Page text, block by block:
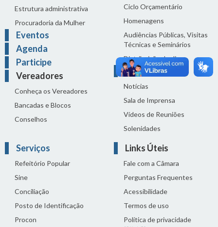
Estrutura administrativa
Procuradoria da Mulher
Eventos
Agenda
Participe
Vereadores
Conheça os Vereadores
Bancadas e Blocos
Conselhos
Ciclo Orçamentário
Homenagens
Audiências Públicas, Visitas
Técnicas e Seminários
Distribuição do dia
Comunicação
Notícias
Sala de Imprensa
Vídeos de Reuniões
Solenidades
Serviços
Refeitório Popular
Sine
Conciliação
Posto de Identificação
Procon
Links Úteis
Fale com a Câmara
Perguntas Frequentes
Acessibilidade
Termos de uso
Política de privacidade